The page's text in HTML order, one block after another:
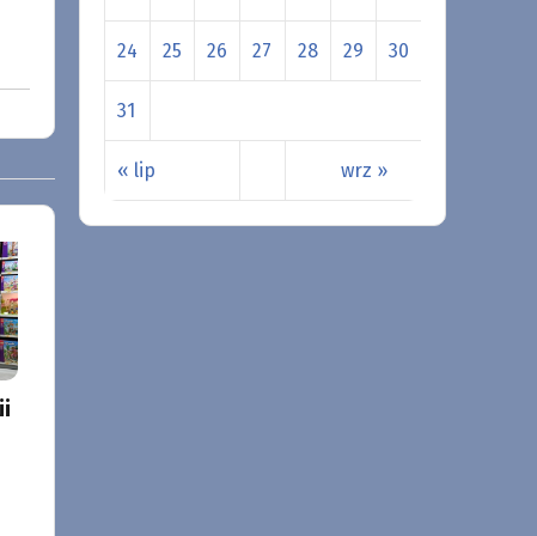
« lip wrz »
24 25 26 27 28 29 30
31